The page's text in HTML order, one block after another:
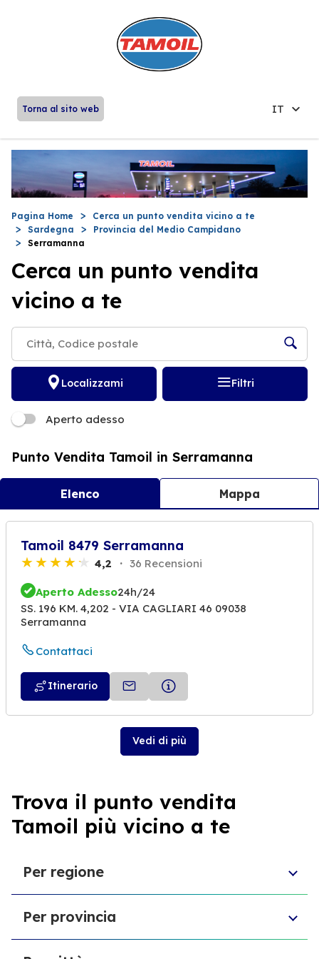
Torna al sito web IT
Pagina Home
Cerca un punto vendita vicino a te
Sardegna
Provincia del Medio Campidano
Serramanna
Cerca un punto vendita
vicino a te
Localizzami Filtri
Aperto adesso
Punto Vendita Tamoil in Serramanna
Elenco Mappa
Tamoil 8479 Serramanna
4,2 36 Recensioni
Aperto Adesso24h/24
SS. 196 KM. 4,202 - VIA CAGLIARI 46 09038
Serramanna
Contattaci
Itinerario
Vedi di più
Trova il punto vendita
Tamoil più vicino a te
Per regione
Umbria
Piemonte
Molise
Per provincia